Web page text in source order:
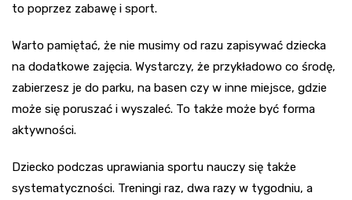
to poprzez zabawę i sport.
Warto pamiętać, że nie musimy od razu zapisywać dziecka
na dodatkowe zajęcia. Wystarczy, że przykładowo co środę,
zabierzesz je do parku, na basen czy w inne miejsce, gdzie
może się poruszać i wyszaleć. To także może być forma
aktywności.
Dziecko podczas uprawiania sportu nauczy się także
systematyczności. Treningi raz, dwa razy w tygodniu, a